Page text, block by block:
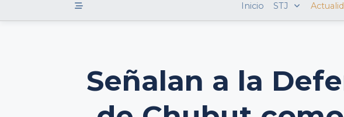
Inicio STJ
Señalan a la